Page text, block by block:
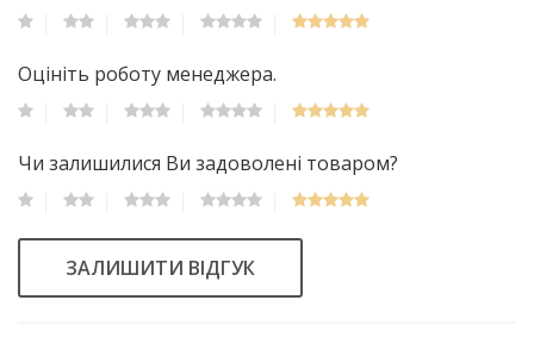
Оцініть роботу менеджера.
Чи залишилися Ви задоволені товаром?
ЗАЛИШИТИ ВІДГУК